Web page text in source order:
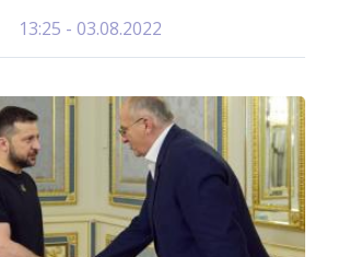
03.08.2022 - 13:25